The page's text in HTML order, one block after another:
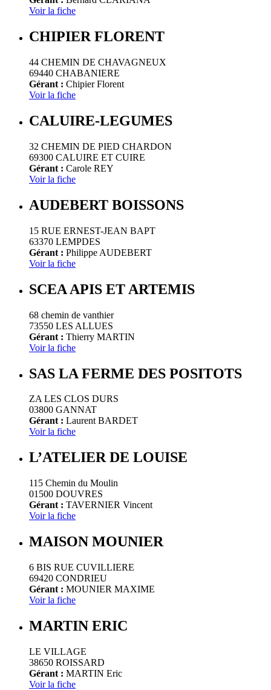
Voir la fiche
CHIPIER FLORENT
44 CHEMIN DE CHAVAGNEUX
69440 CHABANIERE
Gérant : Chipier Florent
Voir la fiche
CALUIRE-LEGUMES
32 CHEMIN DE PIED CHARDON
69300 CALUIRE ET CUIRE
Gérant : Carole REY
Voir la fiche
AUDEBERT BOISSONS
15 RUE ERNEST-JEAN BAPT
63370 LEMPDES
Gérant : Philippe AUDEBERT
Voir la fiche
SCEA APIS ET ARTEMIS
68 chemin de vanthier
73550 LES ALLUES
Gérant : Thierry MARTIN
Voir la fiche
SAS LA FERME DES POSITOTS
ZA LES CLOS DURS
03800 GANNAT
Gérant : Laurent BARDET
Voir la fiche
L’ATELIER DE LOUISE
115 Chemin du Moulin
01500 DOUVRES
Gérant : TAVERNIER Vincent
Voir la fiche
MAISON MOUNIER
6 BIS RUE CUVILLIERE
69420 CONDRIEU
Gérant : MOUNIER MAXIME
Voir la fiche
MARTIN ERIC
LE VILLAGE
38650 ROISSARD
Gérant : MARTIN Eric
Voir la fiche